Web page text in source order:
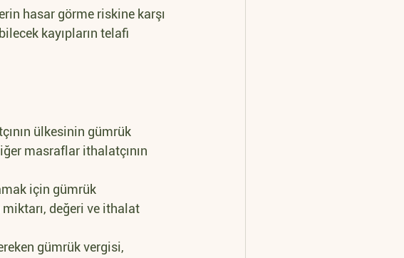
hasar görme riskine karşı
kayıpların telafi
ülkesinin gümrük
masraflar ithalatçının
için gümrük
değeri ve ithalat
gümrük vergisi,